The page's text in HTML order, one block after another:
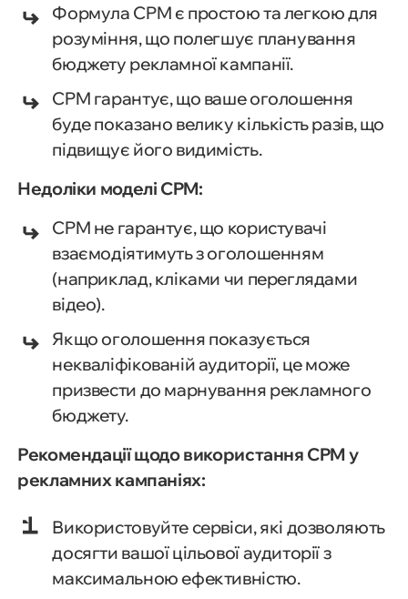
Формула CPM є простою та легкою для
розуміння, що полегшує планування
бюджету рекламної кампанії.
CPM гарантує, що ваше оголошення
буде показано велику кількість разів, що
підвищує його видимість.
Недоліки моделі CPM:
CPM не гарантує, що користувачі
взаємодіятимуть з оголошенням
(наприклад, кліками чи переглядами
відео).
Якщо оголошення показується
некваліфікованій аудиторії, це може
призвести до марнування рекламного
бюджету.
Рекомендації щодо використання CPM у
рекламних кампаніях:
Використовуйте сервіси, які дозволяють
досягти вашої цільової аудиторії з
максимальною ефективністю.